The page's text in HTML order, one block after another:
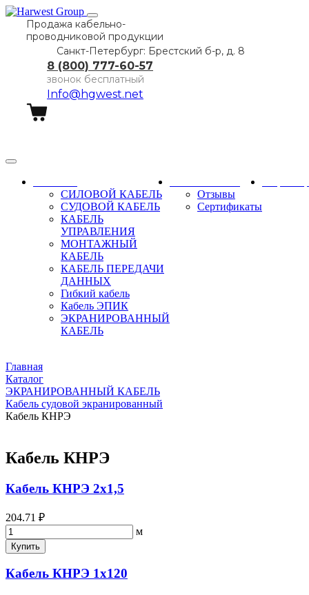
Продажа кабельно-
проводниковой продукции
Санкт-Петербург: Брестский б-р, д. 8
8 (800) 777-60-57
звонок бесплатный
Info@hgwest.net
СИЛОВОЙ КАБЕЛЬ
СУДОВОЙ КАБЕЛЬ
КАБЕЛЬ
УПРАВЛЕНИЯ
МОНТАЖНЫЙ
КАБЕЛЬ
КАБЕЛЬ ПЕРЕДАЧИ
ДАННЫХ
Гибкий кабель
Кабель ЭПИК
ЭКРАНИРОВАННЫЙ
КАБЕЛЬ
Отзывы
Сертификаты
Главная
Каталог
ЭКРАНИРОВАННЫЙ КАБЕЛЬ
Кабель судовой экранированный
Кабель КНРЭ
Кабель КНРЭ
Кабель КНРЭ 2х1,5
204.71 ₽
м
Купить
Кабель КНРЭ 1х120